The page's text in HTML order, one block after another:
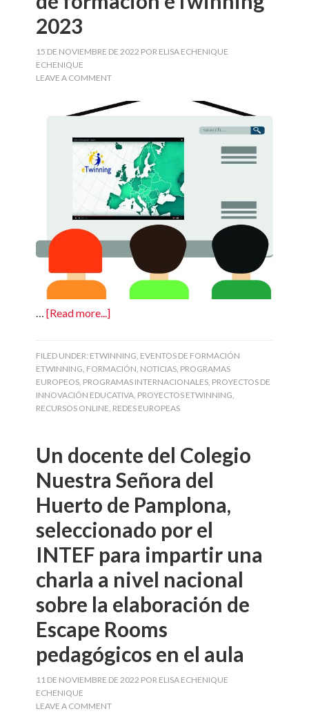
2023
15 DE NOVIEMBRE DE 2022 POR ELISA ECHENIQUE
ECHENIQUE
LEAVE A COMMENT
…[Read more...]
FILED UNDER: ETWINNING EVENTOS DE FORMACIÓN
ETWINNING FORMACIÓN NOTICIAS PROGRAMAS
EUROPEOS PROGRAMAS INTERNACIONALES PROYECTOS DE
INNOVACIÓN EDUCATIVA PROYECTOS ETWINNING
RECURSOS ONLINE REDES EUROPEAS
Un docente del Colegio
Nuestra Señora del
Huerto de Pamplona,
seleccionado por el
INTEF para impartir una
charla a nivel nacional
sobre la elaboración de
Escape Rooms
pedagógicos en el aula
11 DE NOVIEMBRE DE 2022 POR ELISA ECHENIQUE
ECHENIQUE
LEAVE A COMMENT